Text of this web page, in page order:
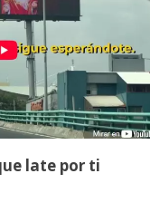
late por ti